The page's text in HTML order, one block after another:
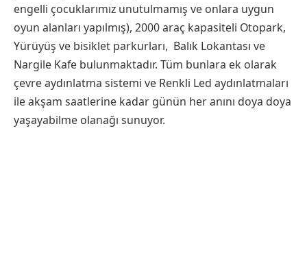
engelli çocuklarımız unutulmamış ve onlara uygun
oyun alanları yapılmış), 2000 araç kapasiteli Otopark,
Yürüyüş ve bisiklet parkurları, Balık Lokantası ve
Nargile Kafe bulunmaktadır. Tüm bunlara ek olarak
çevre aydınlatma sistemi ve Renkli Led aydınlatmaları
ile akşam saatlerine kadar günün her anını doya doya
yaşayabilme olanağı sunuyor.